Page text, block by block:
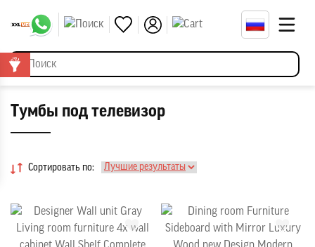
Тумбы под телевизор
Сортировать по: